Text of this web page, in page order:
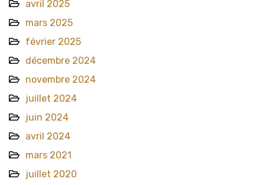
avril 2025
mars 2025
février 2025
décembre 2024
novembre 2024
juillet 2024
juin 2024
avril 2024
mars 2021
juillet 2020